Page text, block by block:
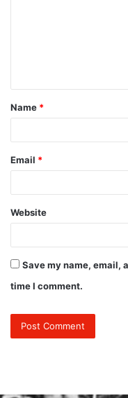
t
*
Name *
Email *
Website
Save my name, email,
time I comment.